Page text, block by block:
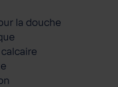
la douche